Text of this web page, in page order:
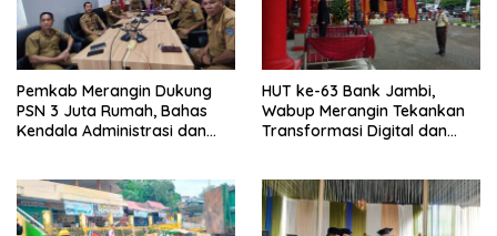
Pemkab Merangin Dukung
PSN 3 Juta Rumah, Bahas
Kendala Administrasi dan
HUT ke-63 Bank Jambi,
Wabup Merangin Tekankan
Transformasi Digital dan